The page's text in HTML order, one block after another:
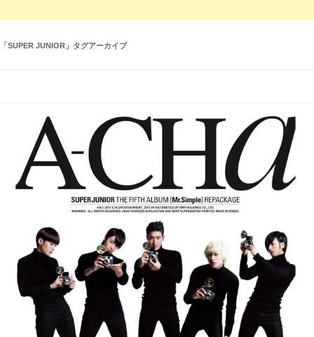
「SUPER JUNIOR 」タグアーカイブ